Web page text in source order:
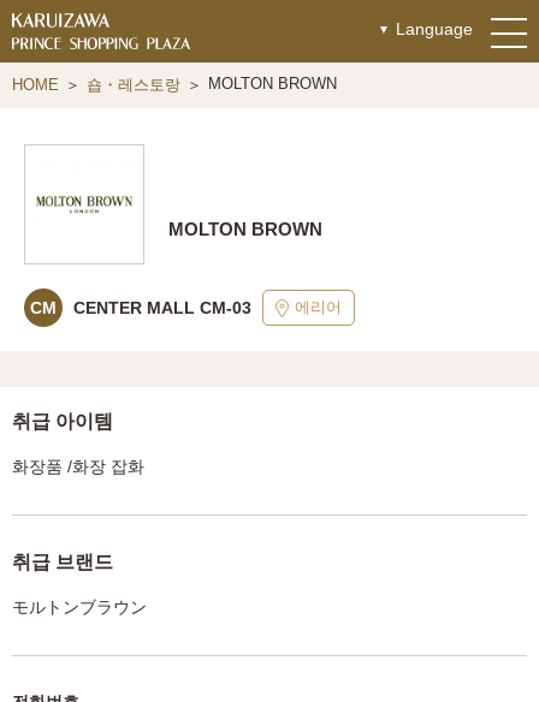
Language
HOME 숍・레스토랑 MOLTON BROWN
MOLTON BROWN
CM CENTER MALL CM-03 에리어
취급 아이템
화장품 /화장 잡화
취급 브랜드
モルトンブラウン